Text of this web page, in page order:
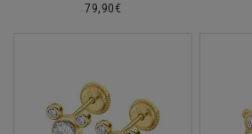
Preço
79,90€